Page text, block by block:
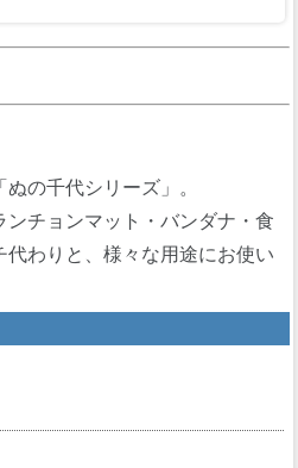
の千代シリーズ」。
チョンマット・バンダナ・食
わりと、様々な用途にお使い